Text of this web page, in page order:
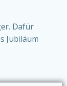
Dafür
Jubiläum